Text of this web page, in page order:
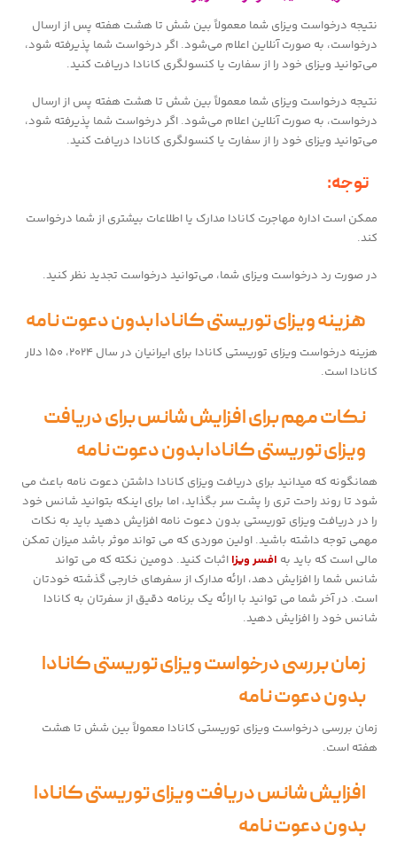
نتیجه درخواست ویزای شما معمولاً بین شش تا هشت هفته پس از ارسال
درخواست، به صورت آنلاین اعلام می‌شود. اگر درخواست شما پذیرفته شود،
می‌توانید ویزای خود را از سفارت یا کنسولگری کانادا دریافت کنید.
نتیجه درخواست ویزای شما معمولاً بین شش تا هشت هفته پس از ارسال
درخواست، به صورت آنلاین اعلام می‌شود. اگر درخواست شما پذیرفته شود،
می‌توانید ویزای خود را از سفارت یا کنسولگری کانادا دریافت کنید.
توجه:
ممکن است اداره مهاجرت کانادا مدارک یا اطلاعات بیشتری از شما درخواست
کند.
در صورت رد درخواست ویزای شما، می‌توانید درخواست تجدید نظر کنید.
هزینه ویزای توریستی کانادا بدون دعوت نامه
هزینه درخواست ویزای توریستی کانادا برای ایرانیان در سال ۲۰۲۴، ۱۵۰ دلار
کانادا است.
نکات مهم برای افزایش شانس برای دریافت
ویزای توریستی کانادا بدون دعوت نامه
همانگونه که میدانید برای دریافت ویزای کانادا داشتن دعوت نامه باعث می
شود تا روند راحت تری را پشت سر بگذاید، اما برای اینکه بتوانید شانس خود
را در دریافت ویزای توریستی بدون دعوت نامه افزایش دهید باید به نکات
مهمی توجه داشته باشید. اولین موردی که می تواند موثر باشد میزان تمکن
مالی است که باید به افسر ویزا اثبات کنید. دومین نکته که می تواند
شانس شما را افزایش دهد، ارائه مدارک از سفرهای خارجی گذشته خودتان
است. در آخر شما می توانید با ارائه یک برنامه دقیق از سفرتان به کانادا
شانس خود را افزایش دهید.
زمان بررسی درخواست ویزای توریستی کانادا
بدون دعوت نامه
زمان بررسی درخواست ویزای توریستی کانادا معمولاً بین شش تا هشت
هفته است.
افزایش شانس دریافت ویزای توریستی کانادا
بدون دعوت نامه